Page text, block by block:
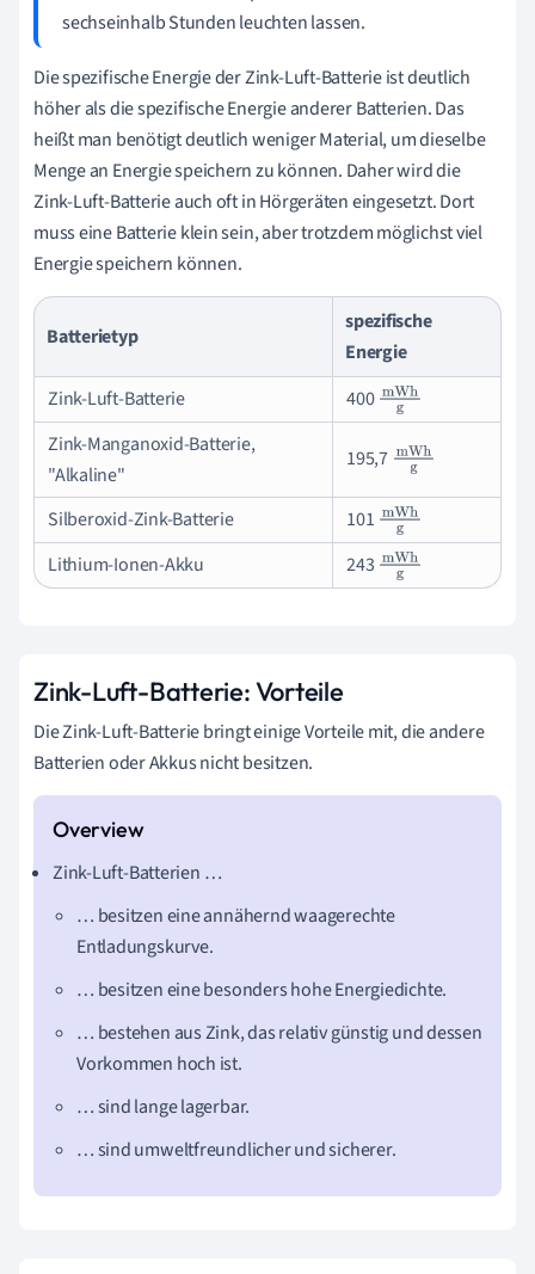
sechseinhalb Stunden leuchten lassen.
Die spezifische Energie der Zink-Luft-Batterie ist deutlich
höher als die spezifische Energie anderer Batterien. Das
heißt man benötigt deutlich weniger Material, um dieselbe
Menge an Energie speichern zu können. Daher wird die
Zink-Luft-Batterie auch oft in Hörgeräten eingesetzt. Dort
muss eine Batterie klein sein, aber trotzdem möglichst viel
Energie speichern können.
Batterietyp
spezifische
Energie
Zink-Luft-Batterie
400mWhg
Zink-Manganoxid-Batterie,
"Alkaline"
195,7 mWhg
Silberoxid-Zink-Batterie 101 mWhg
Lithium-Ionen-Akku
243 mWhg
Zink-Luft-Batterie: Vorteile
Die Zink-Luft-Batterie bringt einige Vorteile mit, die andere
Batterien oder Akkus nicht besitzen.
Zink-Luft-Batterien …
… besitzen eine annähernd waagerechte
Entladungskurve.
… besitzen eine besonders hohe Energiedichte.
… bestehen aus Zink, das relativ günstig und dessen
Vorkommen hoch ist.
… sind lange lagerbar.
… sind umweltfreundlicher und sicherer.